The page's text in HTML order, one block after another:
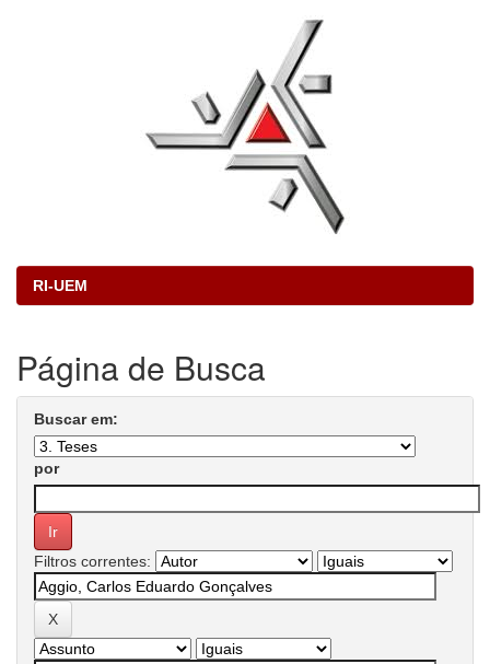
RI-UEM
Página de Busca
Buscar em:
por
Filtros correntes: